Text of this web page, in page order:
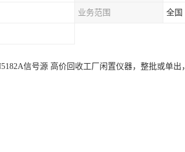
业务范围 全国
信号源 高价回收工厂闲置仪器，整批或单出